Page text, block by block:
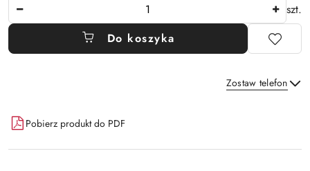
szt.
Do koszyka
Zostaw telefon
Dostępność
i
dostawa
Pobierz produkt do PDF